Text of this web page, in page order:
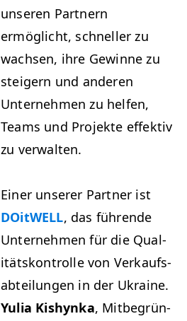
unseren Part­nern
ermöglicht, schneller zu
wach­sen, ihre Gewinne zu
steigern und anderen
Unternehmen zu helfen,
Teams und Pro­jek­te effek­tiv
zu verwalten.
Ein­er unser­er Part­ner ist
DOitWELL, das führende
Unternehmen für die Qual­
ität­skon­trolle von Verkauf­s­
abteilun­gen in der Ukraine.
Yulia Kishyn­ka, Mit­be­grün­